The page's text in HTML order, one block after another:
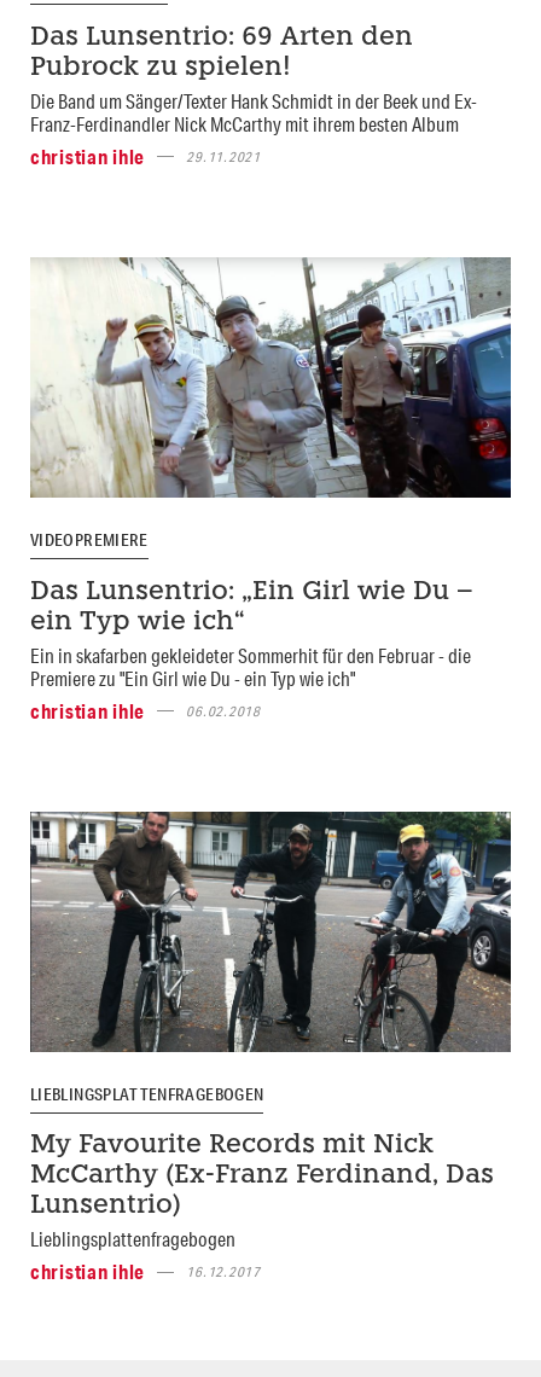
Das Lunsentrio: 69 Arten den
Pubrock zu spielen!
Die Band um Sänger/Texter Hank Schmidt in der Beek und Ex-
Franz-Ferdinandler Nick McCarthy mit ihrem besten Album
christian ihle
29.11.2021
VIDEOPREMIERE
Das Lunsentrio: „Ein Girl wie Du –
ein Typ wie ich“
Ein in skafarben gekleideter Sommerhit für den Februar - die
Premiere zu "Ein Girl wie Du - ein Typ wie ich"
christian ihle
06.02.2018
LIEBLINGSPLATTENFRAGEBOGEN
My Favourite Records mit Nick
McCarthy (Ex-Franz Ferdinand, Das
Lunsentrio)
Lieblingsplattenfragebogen
christian ihle
16.12.2017